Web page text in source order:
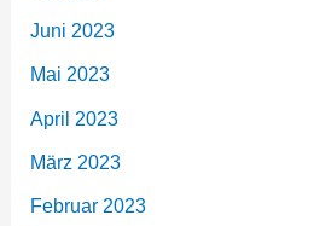
Juni 2023
Mai 2023
April 2023
März 2023
Februar 2023